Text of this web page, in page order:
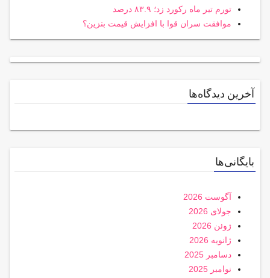
تورم تیر ماه رکورد زد؛ ۸۳.۹ درصد
موافقت سران قوا با افزایش قیمت بنزین؟
آخرین دیدگاه‌ها
بایگانی‌ها
آگوست 2026
جولای 2026
ژوئن 2026
ژانویه 2026
دسامبر 2025
نوامبر 2025